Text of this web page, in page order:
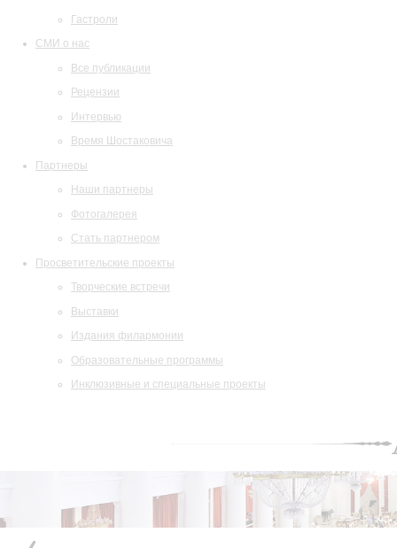
Гастроли
СМИ о нас
Все публикации
Рецензии
Интервью
Время Шостаковича
Партнеры
Наши партнеры
Фотогалерея
Стать партнером
Просветительские проекты
Творческие встречи
Выставки
Издания филармонии
Образовательные программы
Инклюзивные и специальные проекты